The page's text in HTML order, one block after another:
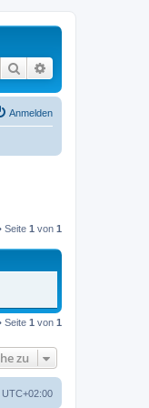
Suche
Anmelden
Seite 1 von 1
Seite 1 von 1
zu
UTC+02:00